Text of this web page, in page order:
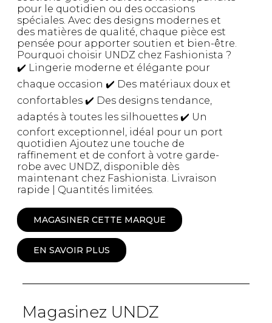
pour le quotidien ou des occasions
spéciales. Avec des designs modernes et
des matières de qualité, chaque pièce est
pensée pour apporter soutien et bien-être.
Pourquoi choisir UNDZ chez Fashionista ?
✔️ Lingerie moderne et élégante pour
chaque occasion ✔️ Des matériaux doux et
confortables ✔️ Des designs tendance,
adaptés à toutes les silhouettes ✔️ Un
confort exceptionnel, idéal pour un port
quotidien Ajoutez une touche de
raffinement et de confort à votre garde-
robe avec UNDZ, disponible dès
maintenant chez Fashionista. Livraison
rapide | Quantités limitées.
MAGASINER CETTE MARQUE
EN SAVOIR PLUS
Magasinez UNDZ